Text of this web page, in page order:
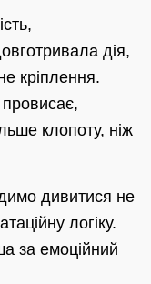
дія,
кріплення.
клопоту, ніж
дивитися не
логіку.
за емоційний